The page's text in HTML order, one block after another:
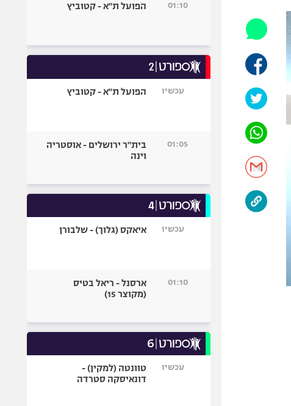
אופניים
כדורמים
פוטבול אמריקאי NFL
בייסבול MLB
גיימינג E-Sports
01:10 הפועל ת"א - קטוביץ
עכשיו הפועל ת"א - קטוביץ
01:05
בית"ר ירושלים - אוסטריה
וינה
עכשיו איאקס (גלוך) - שלבורן
01:10
ארסנל - ריאל בטיס
(מקוצר 15)
עכשיו
טוונטה (למקין) -
דונאיסקה סטרדה